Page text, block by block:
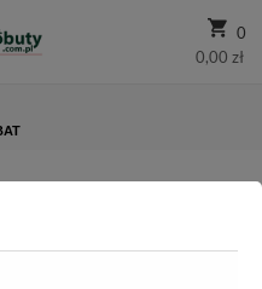
0
0,00 zł
Krisbut 1127-4-9 Czarny